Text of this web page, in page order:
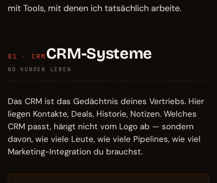
mit Tools, mit denen ich tatsächlich arbeite.
01 · CRM CRM-Systeme
WO KUNDEN LEBEN
Das CRM ist das Gedächtnis deines Vertriebs. Hier
liegen Kontakte, Deals, Historie, Notizen. Welches
CRM passt, hängt nicht vom Logo ab — sondern
davon, wie viele Leute, wie viele Pipelines, wie viel
Marketing-Integration du brauchst.